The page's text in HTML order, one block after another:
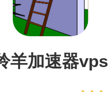
羊加速器vps